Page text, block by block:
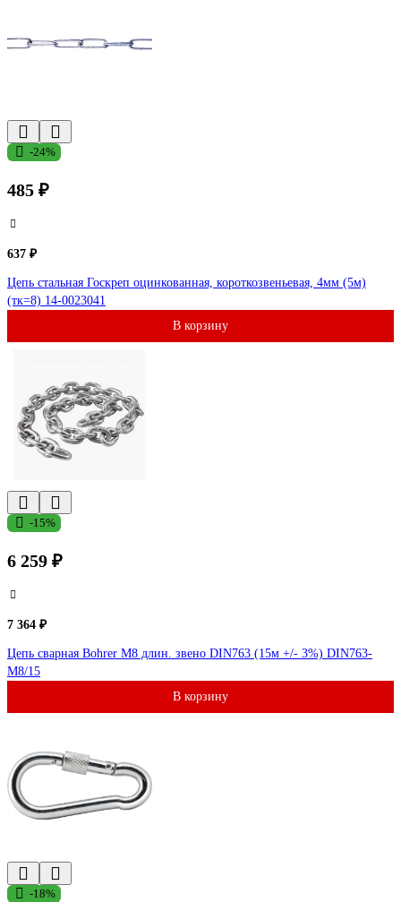
-24%
485 ₽
637 ₽
Цепь стальная Госкреп оцинкованная, короткозвеньевая, 4мм (5м)
(тк=8) 14-0023041
В корзину
-15%
6 259 ₽
7 364 ₽
Цепь сварная Bohrer М8 длин. звено DIN763 (15м +/- 3%) DIN763-
М8/15
В корзину
-18%